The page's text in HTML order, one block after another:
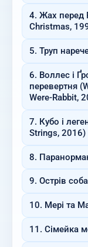
4. Жах перед
Christmas,
5. Труп
6. Воллес і
перевертня
Were-Rabbit,
7. Кубо і
Strings, 2016)
8.
9. Острів
10. Мері та
11. Сімейка